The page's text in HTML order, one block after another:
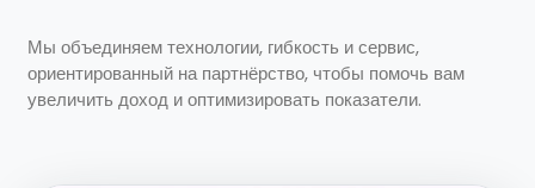
Мы объединяем технологии, гибкость и сервис,
ориентированный на партнёрство, чтобы помочь вам
увеличить доход и оптимизировать показатели.